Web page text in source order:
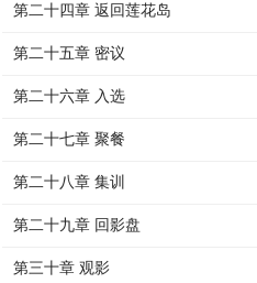
第二十四章 返回莲花岛
第二十五章 密议
第二十六章 入选
第二十七章 聚餐
第二十八章 集训
第二十九章 回影盘
第三十章 观影